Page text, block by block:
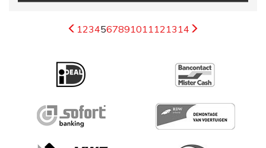
123456789101112 13 14